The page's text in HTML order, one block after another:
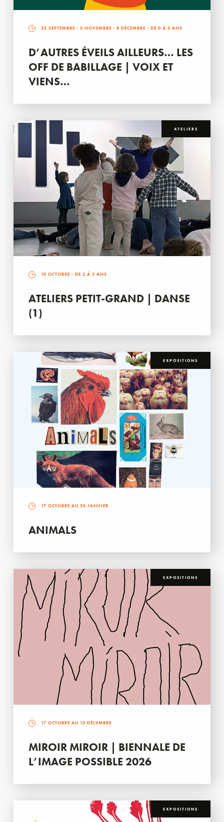
22 SEPTEMBRE - 3 NOVEMBRE - 8 DÉCEMBRE - DE 0 À 3 ANS
D’AUTRES ÉVEILS AILLEURS… LES
OFF DE BABILLAGE | VOIX ET
VIENS…
ATELIERS
10 OCTOBRE - DE 2 À 3 ANS
ATELIERS PETIT-GRAND | DANSE
(1)
EXPOSITIONS
17 OCTOBRE AU 30 JANVIER
ANIMALS
EXPOSITIONS
17 OCTOBRE AU 13 DÉCEMBRE
MIROIR MIROIR | BIENNALE DE
L’IMAGE POSSIBLE 2026
EXPOSITIONS